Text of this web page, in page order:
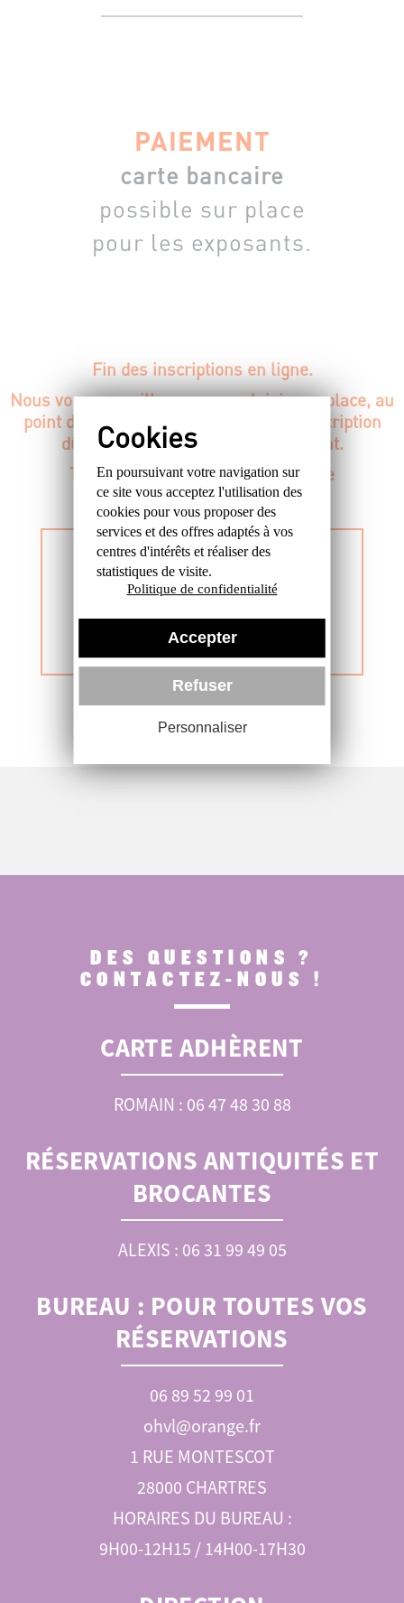
PAIEMENT
carte bancaire
possible sur place
pour les exposants.
Fin des inscriptions en ligne.
Nous vous accueillerons avec plaisir sur place, au
point d'accueil, avec votre bulletin d'inscription
dûment complété et votre règlement.
Toute l'équipe OHVL vous remercie
BULLETIN
D'INSCRIPTION
PAPIER
DES QUESTIONS ?
CONTACTEZ-NOUS !
CARTE ADHÈRENT
ROMAIN : 06 47 48 30 88
RÉSERVATIONS ANTIQUITÉS ET
BROCANTES
ALEXIS : 06 31 99 49 05
BUREAU : POUR TOUTES VOS
RÉSERVATIONS
06 89 52 99 01
ohvl@orange.fr
1 RUE MONTESCOT
28000 CHARTRES
HORAIRES DU BUREAU :
9H00-12H15 / 14H00-17H30
En poursuivant votre navigation sur
ce sitevous acceptez l'utilisation des
cookiespour vous proposer des
services et des offresadaptés à vos
centres d'intérêts et réaliserdes
statistiques de visite.
Politique de confidentialité
Accepter
Refuser
Personnaliser